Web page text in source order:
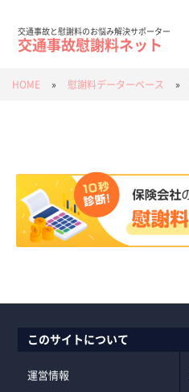
交通事故と慰謝料のお悩み解決サポーター
交通事故慰謝料ネット
HOME » 慰謝料データーベース »
このサイトについて
運営情報